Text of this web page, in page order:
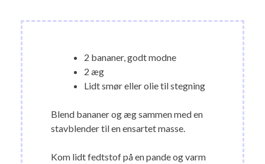
2 bananer, godt modne
2 æg
Lidt smør eller olie til stegning
Blend bananer og æg sammen med en
stavblender til en ensartet masse.
Kom lidt fedtstof på en pande og varm